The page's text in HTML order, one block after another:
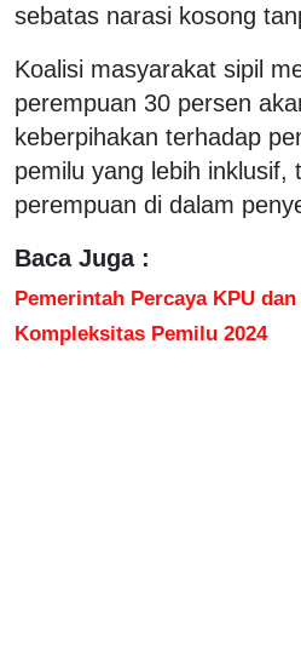
sebatas narasi kosong
Koalisi masyarakat sipil
perempuan 30 persen
keberpihakan terhadap
pemilu yang lebih inklusif,
perempuan di dalam
Baca Juga :
Pemerintah Percaya KPU
Kompleksitas Pemilu 2024